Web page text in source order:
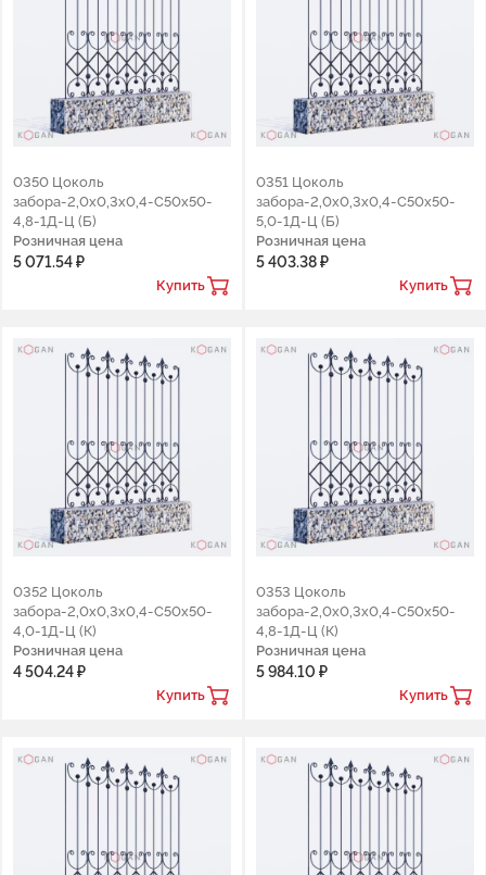
0350 Цоколь
забора-2,0х0,3х0,4-С50х50-
4,8-1Д-Ц (Б)
Розничная цена
5 071.54 ₽
Купить
0351 Цоколь
забора-2,0х0,3х0,4-С50х50-
5,0-1Д-Ц (Б)
Розничная цена
5 403.38 ₽
Купить
0352 Цоколь
забора-2,0х0,3х0,4-С50х50-
4,0-1Д-Ц (К)
Розничная цена
4 504.24 ₽
Купить
0353 Цоколь
забора-2,0х0,3х0,4-С50х50-
4,8-1Д-Ц (К)
Розничная цена
5 984.10 ₽
Купить